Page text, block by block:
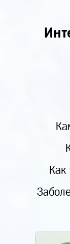
Как